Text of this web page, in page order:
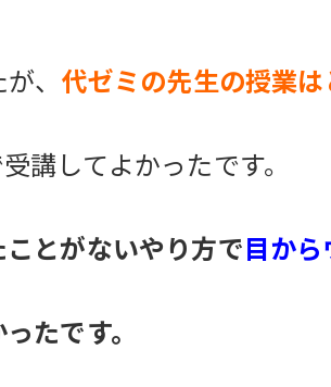
、 代ゼミの先生の授業は
講してよかったです。
とがないやり方で目か
たです。